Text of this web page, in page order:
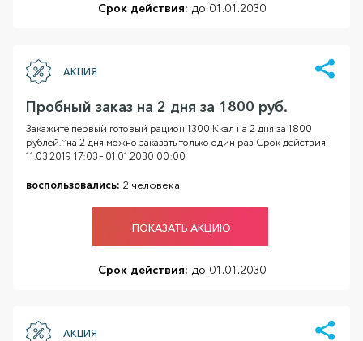
Срок действия: до 01.01.2030
АКЦИЯ
Пробный заказ на 2 дня за 1800 руб.
Закажите первый готовый рацион 1300 Ккал на 2 дня за 1800
рублей. *на 2 дня можно заказать только один раз Срок действия
11.03.2019 17:03 - 01.01.2030 00:00
воспользовались: 2 человека
ПОКАЗАТЬ АКЦИЮ
Срок действия: до 01.01.2030
АКЦИЯ